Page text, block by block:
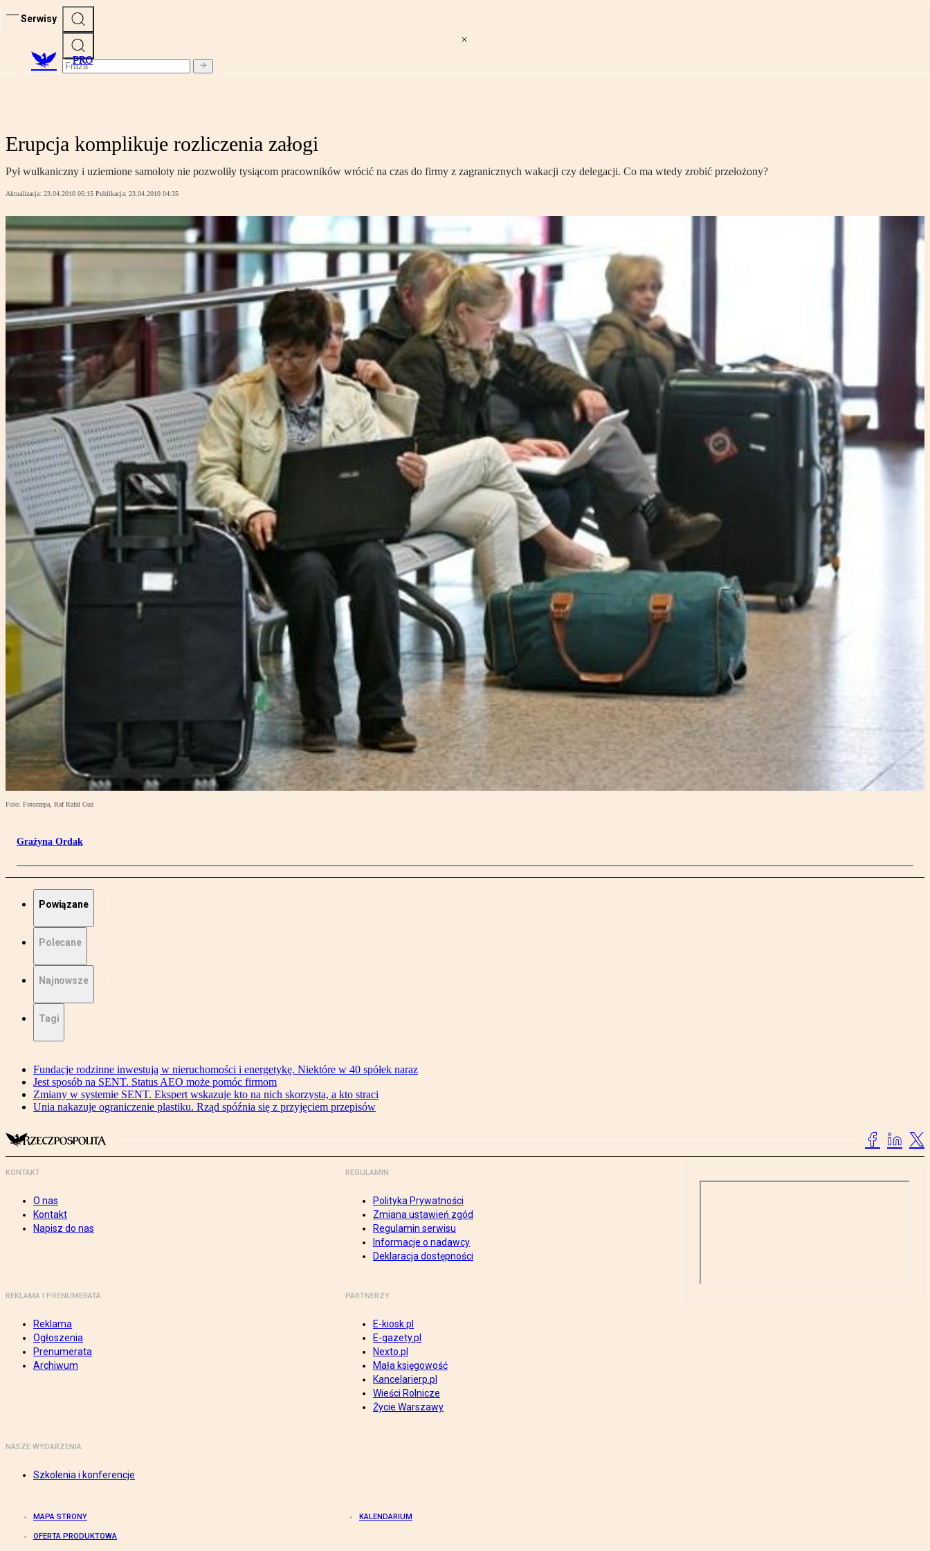
Serwisy
PRO
Erupcja komplikuje rozliczenia załogi
Pył wulkaniczny i uziemione samoloty nie pozwoliły tysiącom pracowników wrócić na czas do firmy z zagranicznych wakacji czy delegacji. Co ma wtedy zrobić przełożony?
Aktualizacja: 23.04.2010 05:15 Publikacja: 23.04.2010 04:35
Foto: Fotorzepa, Raf Rafał Guz
Grażyna Ordak
Powiązane
Polecane
Najnowsze
Tagi
Fundacje rodzinne inwestują w nieruchomości i energetykę. Niektóre w 40 spółek naraz
Jest sposób na SENT. Status AEO może pomóc firmom
Zmiany w systemie SENT. Ekspert wskazuje kto na nich skorzysta, a kto straci
Unia nakazuje ograniczenie plastiku. Rząd spóźnia się z przyjęciem przepisów
KONTAKT
O nas
Kontakt
Napisz do nas
REGULAMIN
Polityka Prywatności
Zmiana ustawień zgód
Regulamin serwisu
Informacje o nadawcy
Deklaracja dostępności
REKLAMA I PRENUMERATA
Reklama
Ogłoszenia
Prenumerata
Archiwum
PARTNERZY
E-kiosk.pl
E-gazety.pl
Nexto.pl
Mała księgowość
Kancelarierp.pl
Wieści Rolnicze
Życie Warszawy
NASZE WYDARZENIA
Szkolenia i konferencje
MAPA STRONY KALENDARIUM
OFERTA PRODUKTOWA